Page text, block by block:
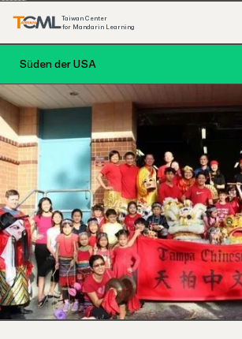
Taiwan Center
for Mandarin Learning
Süden der USA